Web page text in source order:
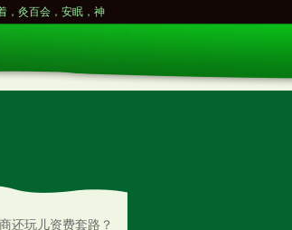
安眠，神门，三阴交。...
还玩儿资费套路？